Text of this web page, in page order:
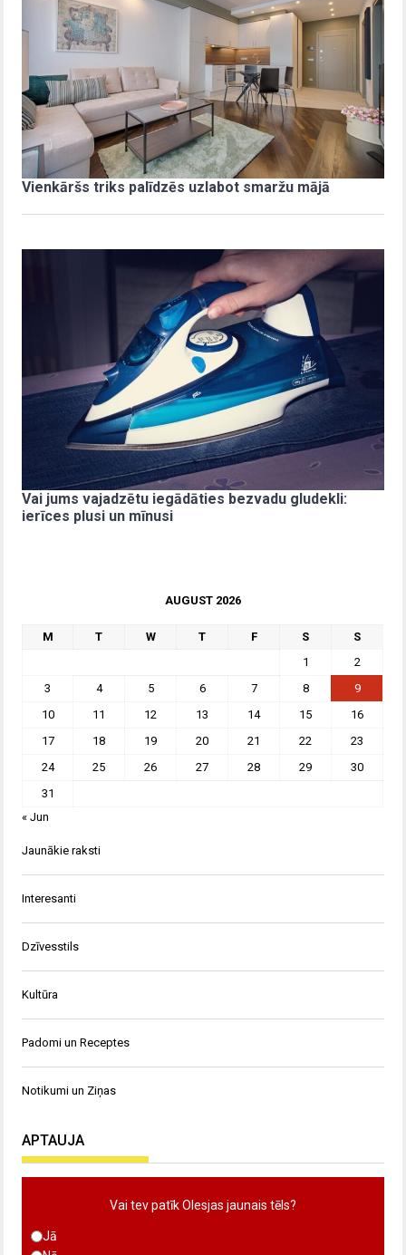
Vienkāršs triks palīdzēs uzlabot smaržu mājā
Vai jums vajadzētu iegādāties bezvadu gludekli:
ierīces plusi un mīnusi
AUGUST 2026
M T W T F S
S
1
2
3
4 5 6 7 8
9
10
11 12 13 14 15
16
17
18 19 20 21 22
23
24
25 26 27 28 29
30
31
« Jun
Jaunākie raksti
Interesanti
Dzīvesstils
Kultūra
Padomi un Receptes
Notikumi un Ziņas
APTAUJA
Vai tev patīk Olesjas jaunais tēls?
Jā